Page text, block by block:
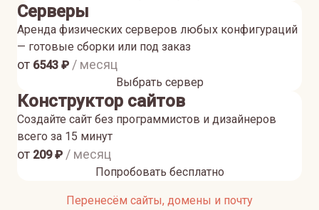
Серверы
Аренда физических серверов любых конфигураций
— готовые сборки или под заказ
от 6543 ₽ / месяц
Выбрать сервер
Конструктор сайтов
Создайте сайт без программистов и дизайнеров
всего за 15 минут
от 209₽ / месяц
Попробовать бесплатно
Перенесём сайты, домены и почту